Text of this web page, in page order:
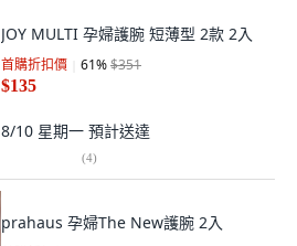
JOY MULTI 孕婦護腕 短薄型 2款 2入
首購折扣價 61%$351
$135
8/10 星期一 預計送達
(4)
prahaus 孕婦The New護腕 2入